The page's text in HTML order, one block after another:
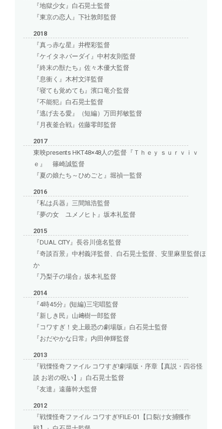
『地獄少女』白石晃士監督
『東京の恋人』下社敦郎監督
2018
『真っ赤な星』井樫彩監督
『ケイタネバーダイ』中村友則監督
『終末の獣たち』佐々木優大監督
『息衝く』木村文洋監督
『寝ても覚めても』濱口竜介監督
『不能犯』白石晃士監督
『逃げ去る愛』（短編）万田邦敏監督
『月夜釜合戦』佐藤零郎監督
2017
東映presents HKT48×48人の監督『Ｔｈｅｙ ｓｕｒｖｉｖ
ｅ』 篠崎誠監督
『夏の娘たち～ひめごと』堀禎一監督
2016
『私は兵器』三間旭浩監督
『夢の女 ユメノヒト』坂本礼監督
2015
『DUAL CITY』長谷川億名監督
『奇談百景』中村義洋監督、白石晃士監督、安里麻里監督ほ
か
『乃梨子の場合』坂本礼監督
2014
『4時45分』(短編)三宅唱監督
『新しき民』山﨑樹一郎監督
『コワすぎ！史上最恐の劇場版』白石晃士監督
『おだやかな日常』内田伸輝監督
2013
『戦慄怪奇ファイル コワすぎ!劇場版・序章【真説・四谷怪
談 お岩の呪い】』白石晃士監督
『友達』遠藤幹大監督
2012
『戦慄怪奇ファイル コワすぎ!FILE-01【口裂け女捕獲作